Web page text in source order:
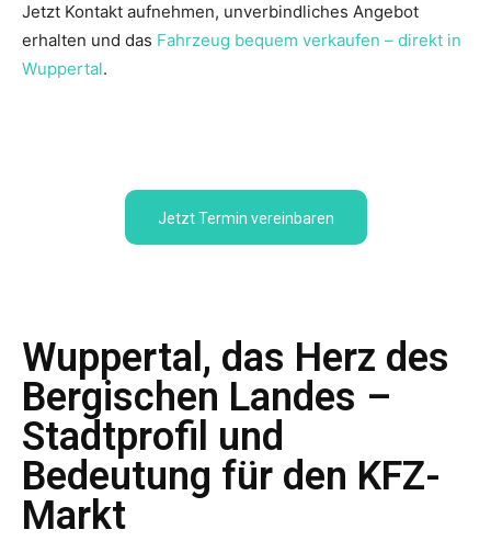
Jetzt Kontakt aufnehmen, unverbindliches Angebot
erhalten und das Fahrzeug bequem verkaufen – direkt in
Wuppertal.
Jetzt Termin vereinbaren
Wuppertal, das Herz des
Bergischen Landes –
Stadtprofil und
Bedeutung für den KFZ-
Markt